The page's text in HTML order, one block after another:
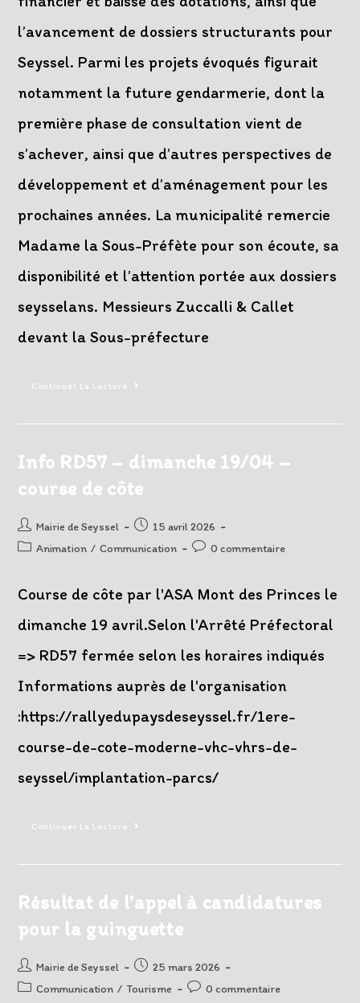
l’avancement de dossiers structurants pour
Seyssel. Parmi les projets évoqués figurait
notamment la future gendarmerie, dont la
première phase de consultation vient de
s’achever, ainsi que d’autres perspectives de
développement et d’aménagement pour les
prochaines années. La municipalité remercie
Madame la Sous-Préfète pour son écoute, sa
disponibilité et l’attention portée aux dossiers
seysselans. Messieurs Zuccalli & Callet
devant la Sous-préfecture
Continuer La Lecture
Rencontre
De
Saint-
En-
Genevois
Info RD57 – dimanche 19/04 –
course de côte
Auteur/autrice
de
Mairie de Seyssel
Post
published:
15 avril 2026
PostAnimation / Communication
Post0 commentaire
Course de côte par l'ASA Mont des Princes le
dimanche 19 avril.Selon l'Arrêté Préfectoral
=> RD57 fermée selon les horaires indiqués
Informations auprès de l'organisation
:https://rallyedupaysdeseyssel.fr/1ere-
course-de-cote-moderne-vhc-vhrs-de-
seyssel/implantation-parcs/
Continuer La Lecture
Info
Course
De
Côte
Résultat de l’appel à candidatures
pour la guinguette
Auteur/autrice
de
Mairie de Seyssel
Post
published:
25 mars 2026
PostCommunication / Tourisme
Post0 commentaire